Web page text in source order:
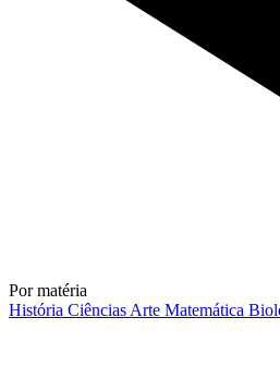
Por matéria
História Ciências Arte Matemática